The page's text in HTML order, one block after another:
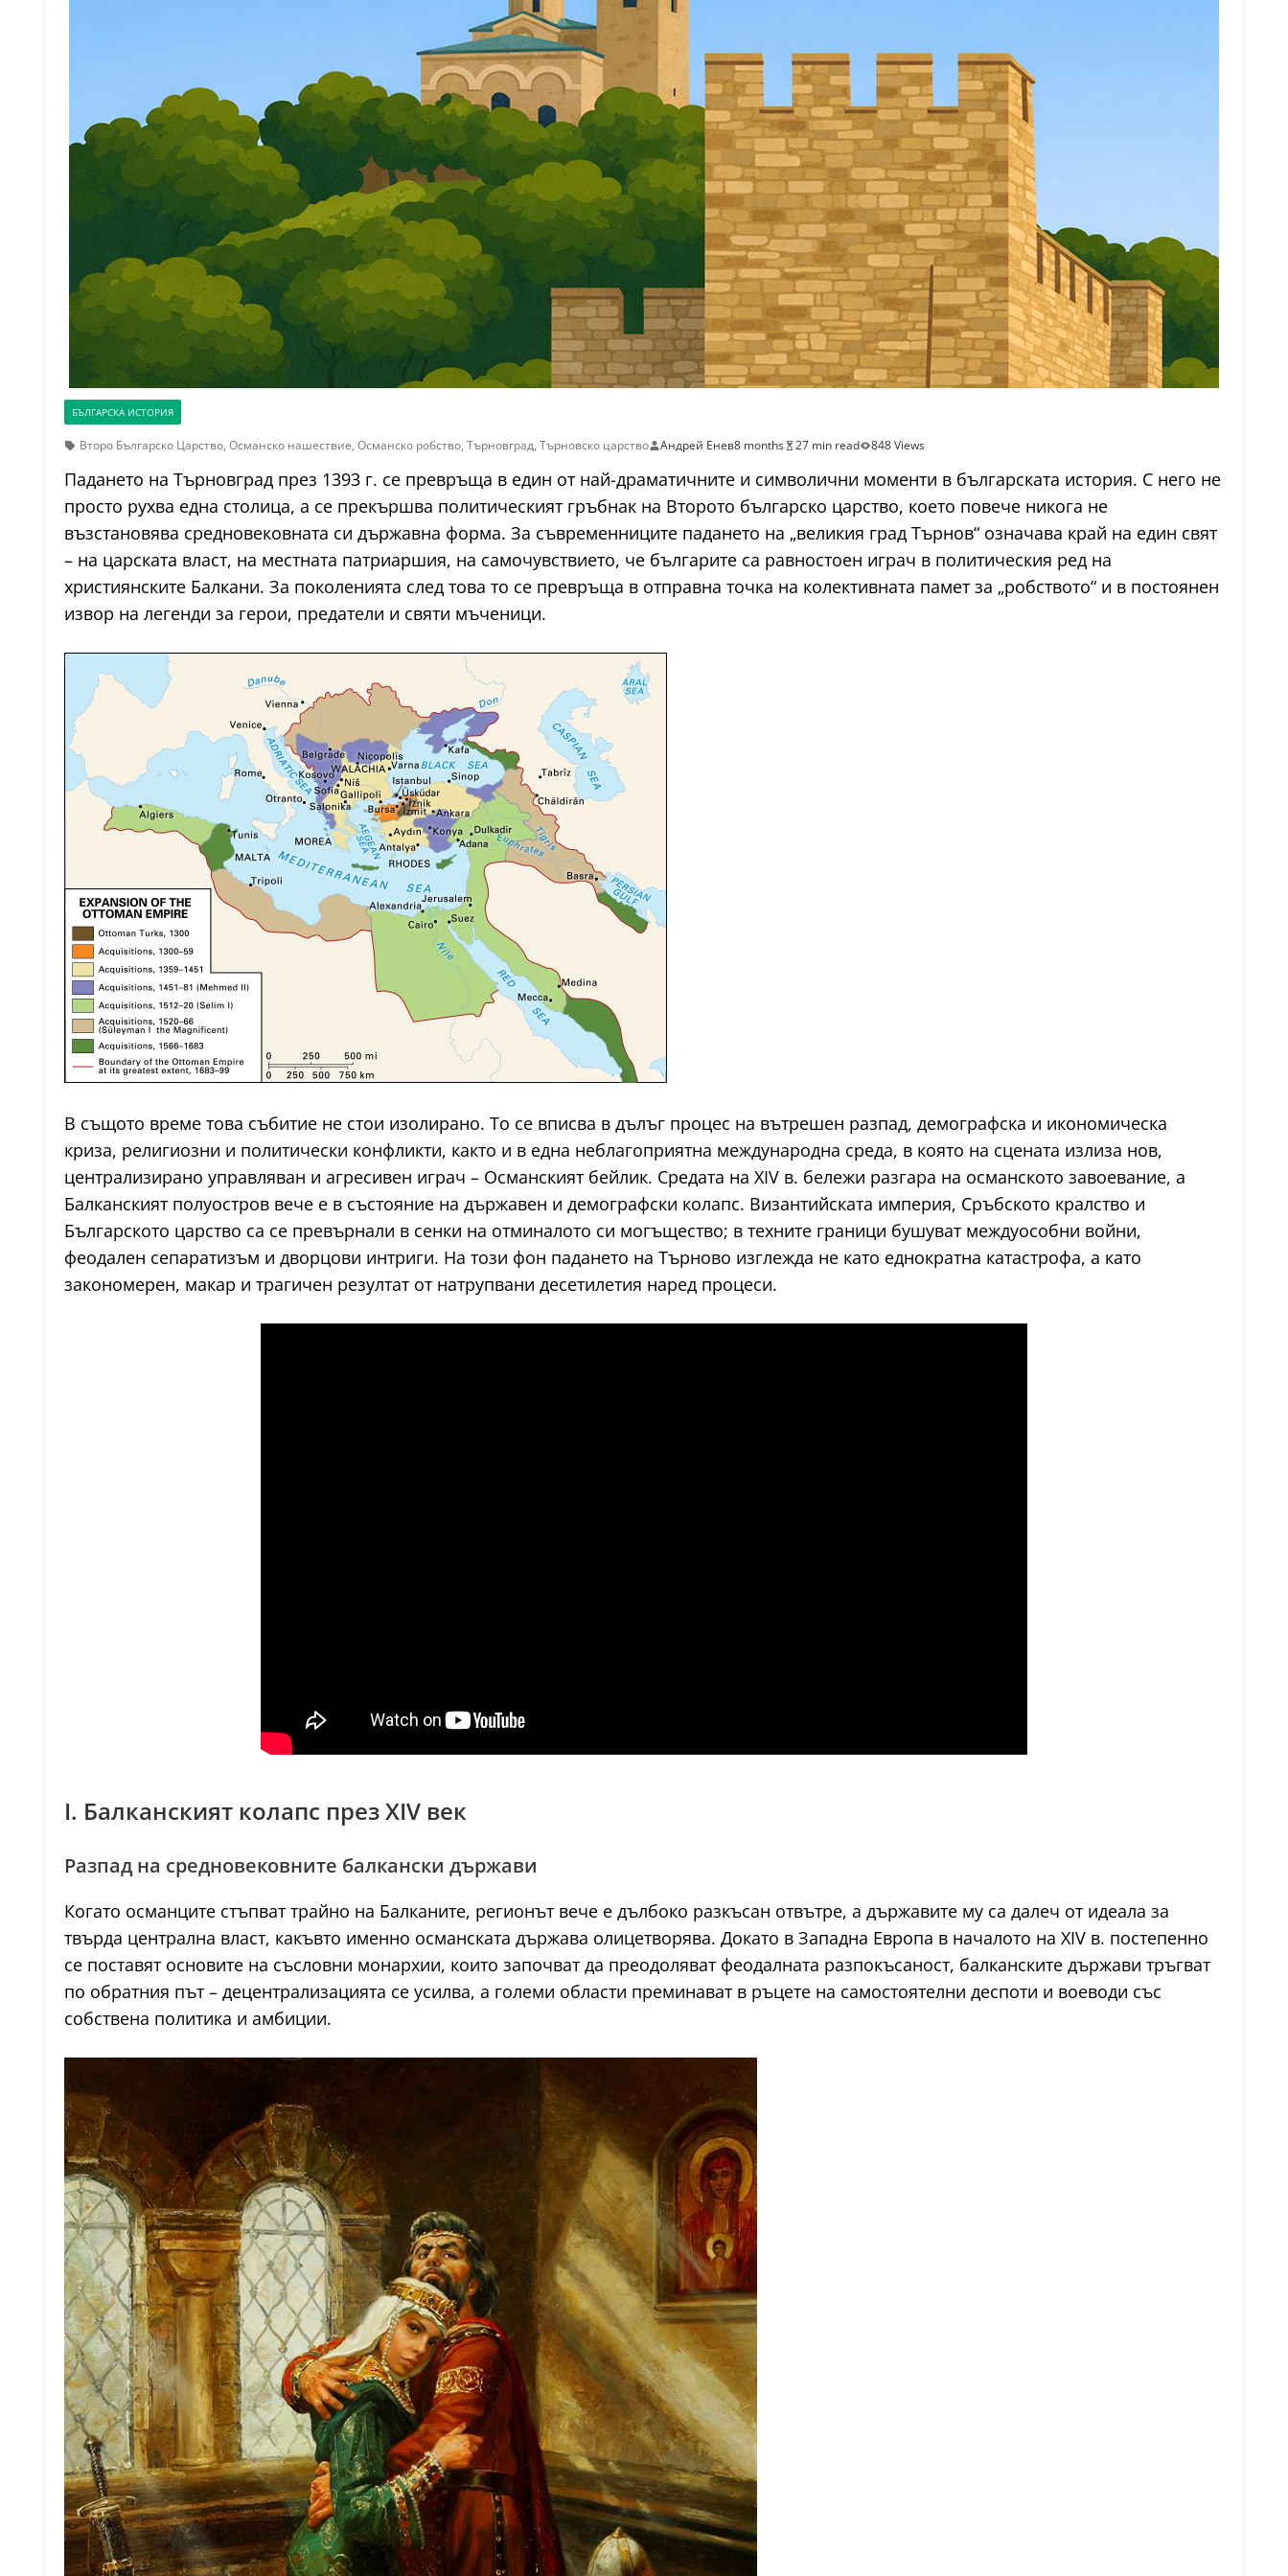
БЪЛГАРСКА ИСТОРИЯ
Второ Българско Царство, Османско нашествие, Османско робство, Търновград, Търновско царство Андрей Енев8 months 27 min read 848 Views
Падането на Търновград през 1393 г. се превръща в един от най-драматичните и символични моменти в българската история. С него не
просто рухва една столица, а се прекършва политическият гръбнак на Второто българско царство, което повече никога не
възстановява средновековната си държавна форма. За съвременниците падането на „великия град Търнов“ означава край на един свят
– на царската власт, на местната патриаршия, на самочувствието, че българите са равностоен играч в политическия ред на
християнските Балкани. За поколенията след това то се превръща в отправна точка на колективната памет за „робството“ и в постоянен
извор на легенди за герои, предатели и святи мъченици.
В същото време това събитие не стои изолирано. То се вписва в дълъг процес на вътрешен разпад, демографска и икономическа
криза, религиозни и политически конфликти, както и в една неблагоприятна международна среда, в която на сцената излиза нов,
централизирано управляван и агресивен играч – Османският бейлик. Средата на XIV в. бележи разгара на османското завоевание, а
Балканският полуостров вече е в състояние на държавен и демографски колапс. Византийската империя, Сръбското кралство и
Българското царство са се превърнали в сенки на отминалото си могъщество; в техните граници бушуват междуособни войни,
феодален сепаратизъм и дворцови интриги. На този фон падането на Търново изглежда не като еднократна катастрофа, а като
закономерен, макар и трагичен резултат от натрупвани десетилетия наред процеси.
I. Балканският колапс през XIV век
Разпад на средновековните балкански държави
Когато османците стъпват трайно на Балканите, регионът вече е дълбоко разкъсан отвътре, а държавите му са далеч от идеала за
твърда централна власт, какъвто именно османската държава олицетворява. Докато в Западна Европа в началото на XIV в. постепенно
се поставят основите на съсловни монархии, които започват да преодоляват феодалната разпокъсаност, балканските държави тръгват
по обратния път – децентрализацията се усилва, а големи области преминават в ръцете на самостоятелни деспоти и воеводи със
собствена политика и амбиции.